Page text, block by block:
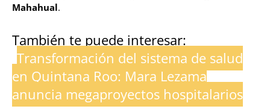
Mahahual.
También te puede interesar:
Transformación del sistema de salud
en Quintana Roo: Mara Lezama
anuncia megaproyectos hospitalarios